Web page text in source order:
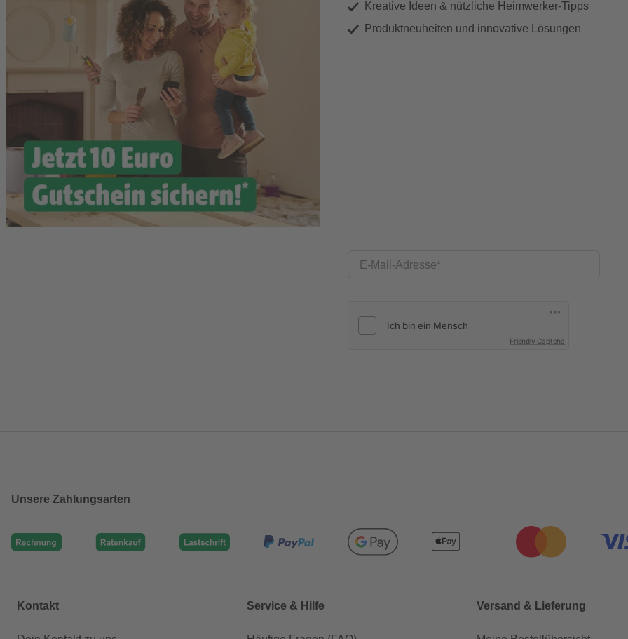
Kreative Ideen & nützliche Heimwerker-Tipps
Produktneuheiten und innovative Lösungen
E-Mail-Adresse
Friendly Captcha
Unsere Zahlungsarten
Kontakt Service & Hilfe Versand & Lieferung